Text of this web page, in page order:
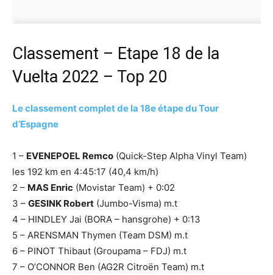
Classement – Etape 18 de la
Vuelta 2022 – Top 20
Le classement complet de la 18e étape du Tour
d’Espagne
1 – EVENEPOEL Remco (Quick-Step Alpha Vinyl Team)
les 192 km en 4:45:17 (40,4 km/h)
2 – MAS Enric (Movistar Team) + 0:02
3 – GESINK Robert (Jumbo-Visma) m.t
4 – HINDLEY Jai (BORA – hansgrohe) + 0:13
5 – ARENSMAN Thymen (Team DSM) m.t
6 – PINOT Thibaut (Groupama – FDJ) m.t
7 – O’CONNOR Ben (AG2R Citroën Team) m.t